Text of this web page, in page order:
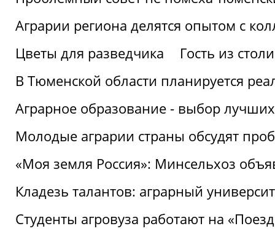
Аграрии региона делятся опытом с
Цветы для разведчика
Гость из
В Тюменской области планируется
Аграрное образование - выбор лучших
Молодые аграрии страны обсудят
«Моя земля Россия»: Минсельхоз
Кладезь талантов: аграрный
Студенты агровуза работают на